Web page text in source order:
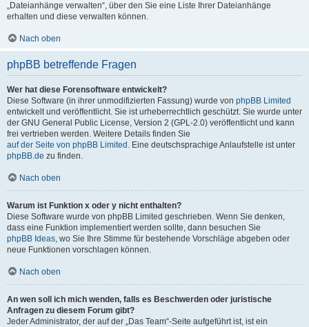
„Dateianhänge verwalten“, über den Sie eine Liste Ihrer Dateianhänge
erhalten und diese verwalten können.
Nach oben
phpBB betreffende Fragen
Wer hat diese Forensoftware entwickelt?
Diese Software (in ihrer unmodifizierten Fassung) wurde von phpBB Limited
entwickelt und veröffentlicht. Sie ist urheberrechtlich geschützt. Sie wurde unter
der GNU General Public License, Version 2 (GPL-2.0) veröffentlicht und kann
frei vertrieben werden. Weitere Details finden Sie
auf der Seite von phpBB Limited . Eine deutschsprachige Anlaufstelle ist unter
phpBB.de zu finden.
Nach oben
Warum ist Funktion x oder y nicht enthalten?
Diese Software wurde von phpBB Limited geschrieben. Wenn Sie denken,
dass eine Funktion implementiert werden sollte, dann besuchen Sie
phpBB Ideas, wo Sie Ihre Stimme für bestehende Vorschläge abgeben oder
neue Funktionen vorschlagen können.
Nach oben
An wen soll ich mich wenden, falls es Beschwerden oder juristische
Anfragen zu diesem Forum gibt?
Jeder Administrator, der auf der „Das Team“-Seite aufgeführt ist, ist ein